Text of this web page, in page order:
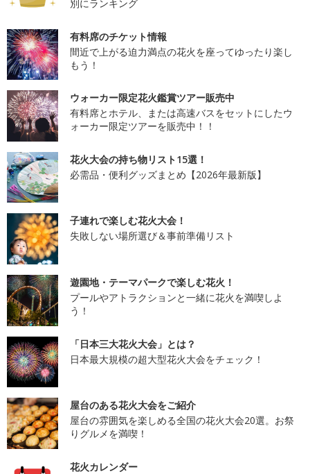
別にランキング
有料席のチケット情報
間近で上がる迫力満点の花火を座ってゆったり楽し
もう！
ウォーカー限定花火鑑賞ツアー販売中
有料席とホテル、または高速バスをセットにしたウ
ォーカー限定ツアーを販売中！！
花火大会の持ち物リスト15選！
必需品・便利グッズまとめ【2026年最新版】
子連れで楽しむ花火大会！
失敗しない場所選び＆事前準備リスト
遊園地・テーマパークで楽しむ花火！
プールやアトラクションと一緒に花火を満喫しよ
う！
「日本三大花火大会」とは？
日本最大規模の超大型花火大会をチェック！
屋台のある花火大会をご紹介
屋台の雰囲気を楽しめる全国の花火大会20選。お祭
りグルメを満喫！
花火カレンダー